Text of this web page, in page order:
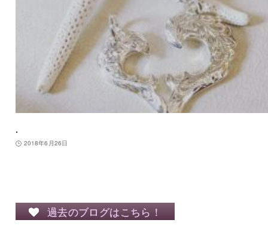
.
2018年6月26日
過去のブログはこちら！